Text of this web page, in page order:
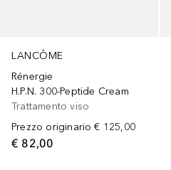
LANCÔME
Rénergie
H.P.N. 300-Peptide Cream
Trattamento viso
Prezzo originario € 125,00
€ 82,00